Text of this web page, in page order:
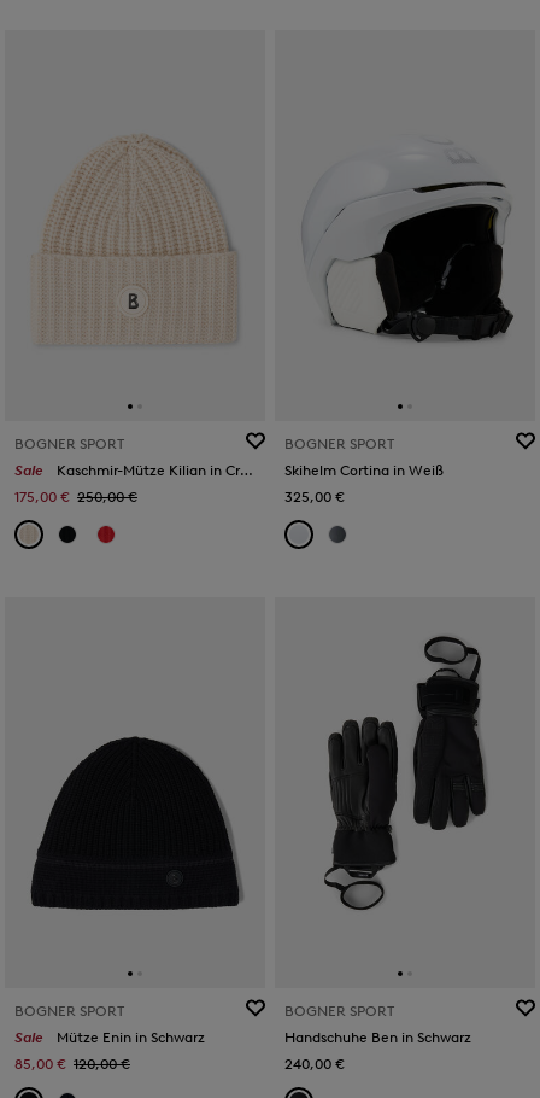
BOGNER SPORT
Sale
Kaschmir-Mütze Kilian in Creme
175,00 € 250,00 €
BOGNER SPORT
Skihelm Cortina in Weiß
325,00 €
BOGNER SPORT
Sale
Mütze Enin in Schwarz
85,00 € 120,00 €
BOGNER SPORT
Handschuhe Ben in Schwarz
240,00 €